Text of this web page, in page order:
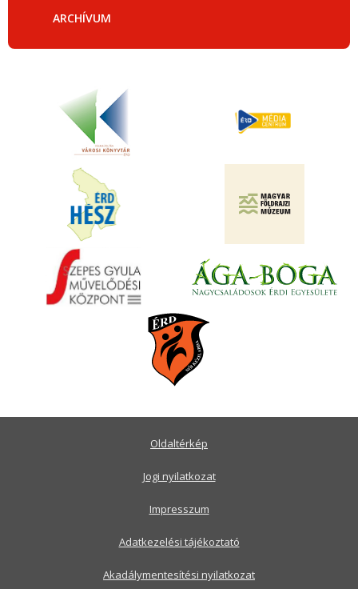
ARCHÍVUM
Oldaltérkép
Jogi nyilatkozat
Impresszum
Adatkezelési tájékoztató
Akadálymentesítési nyilatkozat